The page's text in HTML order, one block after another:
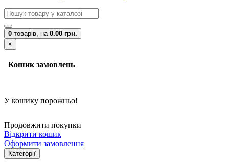
0 товарів, на 0.00 грн.
×
Кошик замовлень
У кошику порожньо!
Продовжити покупки
Відкрити кошик
Оформити замовлення
Категорії